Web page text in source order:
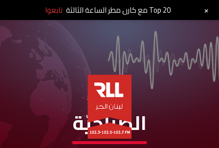
نشرات الأخبار
الصباحيّة
Top 20 مع كارن مطر الساعة الثالثة تابعوا +